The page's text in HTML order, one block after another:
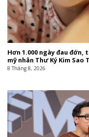
Hơn 1.000 ngày đau
mỹ nhân Thư Ký Kim Sao
8 Tháng 8, 2026